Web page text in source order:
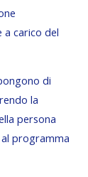
a carico del
di
la
persona
programma